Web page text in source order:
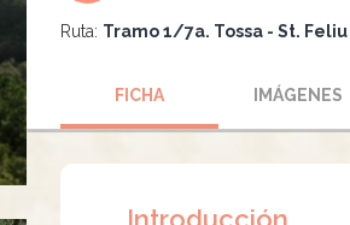
Ruta: Tramo 1/7a. Tossa - St. Feliu
FICHA IMÁGENES